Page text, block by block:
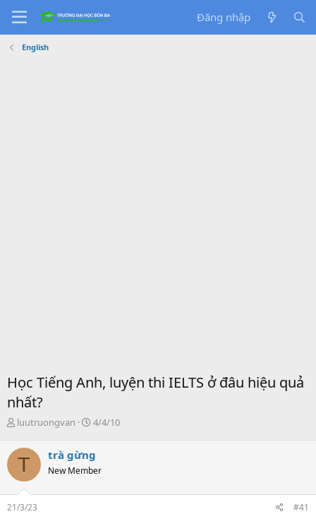
Đăng nhập
English
Học Tiếng Anh, luyện thi IELTS ở đâu hiệu quả
nhất?
T
o
b
i
luutruongvan
S
r
t
a
4/4/10
T trà gừng
New Member
21/3/23 #41